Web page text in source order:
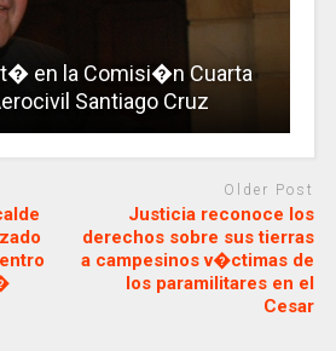
en la Comisi�n Cuarta
Santiago Cruz
Older Post
Justicia reconoce los
derechos sobre sus tierras
a campesinos v�ctimas de
los paramilitares en el
Cesar